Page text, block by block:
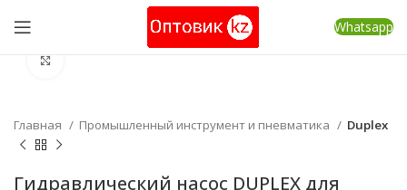
Whatsapp
Главная Промышленный инструмент и пневматика Duplex
Гидравлический насос DUPLEX для